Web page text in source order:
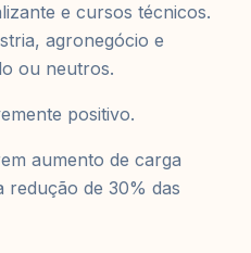
e cursos técnicos.
agronegócio e
ou neutros.
positivo.
aumento de carga
redução de 30% das